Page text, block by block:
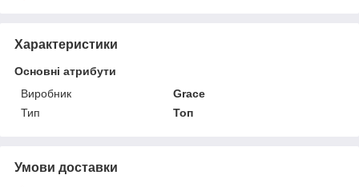
Характеристики
Основні атрибути
Виробник
Grace
Тип
Топ
Умови доставки